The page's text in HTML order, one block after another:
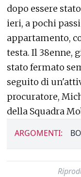
dopo essere
ieri, a pochi
appartamento,
testa. Il 38enne,
stato fermato
seguito di
procuratore,
della Squadra
ARGOMENTI: